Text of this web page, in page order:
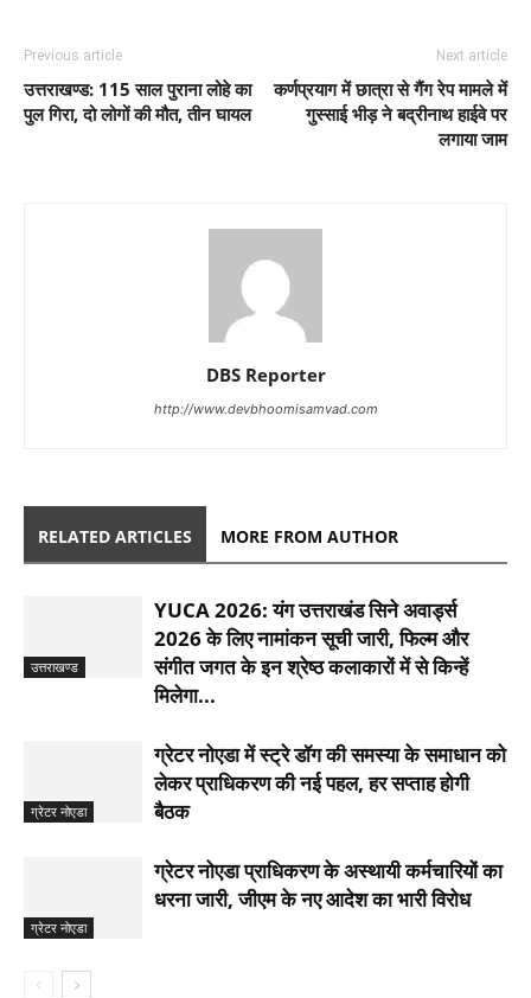
Previous article
उत्तराखण्ड: 115 साल पुराना लोहे का
पुल गिरा, दो लोगों की मौत, तीन घायल
Next article
कर्णप्रयाग में छात्रा से गैंग रेप मामले में
गुस्साई भीड़ ने बद्रीनाथ हाईवे पर
लगाया जाम
DBS Reporter
http://www.devbhoomisamvad.com
RELATED ARTICLES MORE FROM AUTHOR
उत्तराखण्ड
YUCA 2026: यंग उत्तराखंड सिने अवार्ड्स
2026 के लिए नामांकन सूची जारी, फिल्म और
संगीत जगत के इन श्रेष्ठ कलाकारों में से किन्हें
मिलेगा...
ग्रेटर नोएडा
ग्रेटर नोएडा में स्ट्रे डॉग की समस्या के समाधान को
लेकर प्राधिकरण की नई पहल, हर सप्ताह होगी
बैठक
ग्रेटर नोएडा
ग्रेटर नोएडा प्राधिकरण के अस्थायी कर्मचारियों का
धरना जारी, जीएम के नए आदेश का भारी विरोध